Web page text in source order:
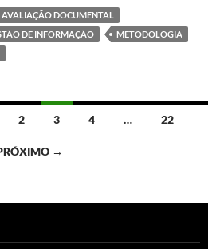
AVALIAÇÃO DOCUMENTAL
DE INFORMAÇÃO
METODOLOGIA
2 3 4 … 22
→